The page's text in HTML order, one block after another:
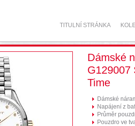
TITULNÍ STRÁNKA
Dámské
G129007
Time
Dámské
Napájení z
Průměr
Pouzdro ve